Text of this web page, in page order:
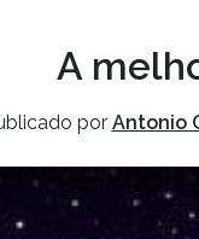
A
por Antonio